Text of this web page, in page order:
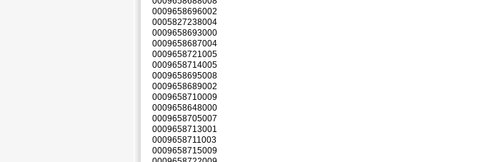
0009658696002
0005827238004
0009658693000
0009658687004
0009658721005
0009658714005
0009658695008
0009658689002
0009658710009
0009658648000
0009658705007
0009658713001
0009658711003
0009658715009